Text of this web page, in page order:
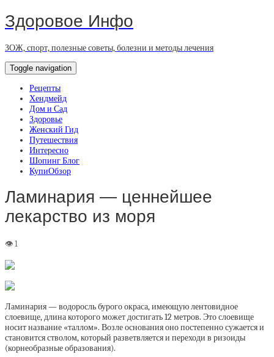
Здоровое Инфо
ЗОЖ, спорт, полезные советы, болезни и методы лечения
Toggle navigation
Рецепты
Хендмейд
Дом и Сад
Здоровье
Женский Гид
Путешествия
Интересно
Шопинг Блог
КупиОбзор
Ламинария — ценнейшее
лекарство из моря
Ламинария — водоросль бурого окраса, имеющую лентовидное
слоевище, длина которого может достигать 12 метров. Это слоевище
носит название «таллом». Возле основания оно постепенно сужается и
становится стволом, который разветвляется и переходи в ризоиды
(корнеобразные образования).